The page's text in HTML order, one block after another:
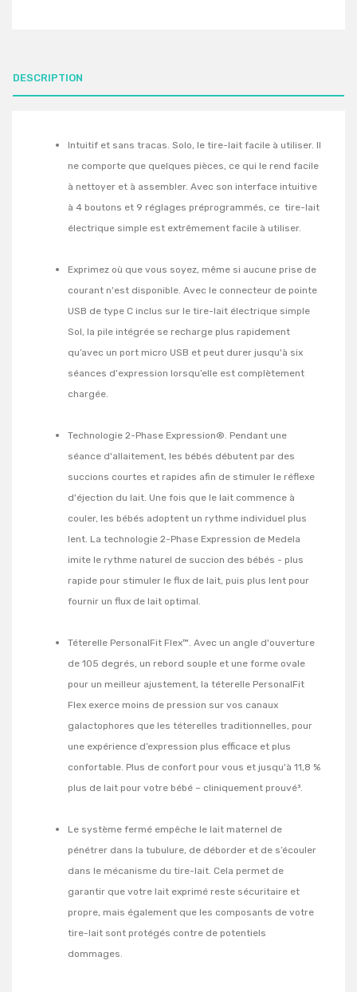
DESCRIPTION
Intuitif et sans tracas. Solo, le tire-lait facile à utiliser. Il
ne comporte que quelques pièces, ce qui le rend facile
à nettoyer et à assembler. Avec son interface intuitive
à 4 boutons et 9 réglages préprogrammés, ce tire-lait
électrique simple est extrêmement facile à utiliser.
Exprimez où que vous soyez, même si aucune prise de
courant n'est disponible. Avec le connecteur de pointe
USB de type C inclus sur le tire-lait électrique simple
Sol, la pile intégrée se recharge plus rapidement
qu’avec un port micro USB et peut durer jusqu'à six
séances d'expression lorsqu’elle est complètement
chargée.
Technologie 2-Phase Expression®. Pendant une
séance d'allaitement, les bébés débutent par des
succions courtes et rapides afin de stimuler le réflexe
d'éjection du lait. Une fois que le lait commence à
couler, les bébés adoptent un rythme individuel plus
lent. La technologie 2-Phase Expression de Medela
imite le rythme naturel de succion des bébés - plus
rapide pour stimuler le flux de lait, puis plus lent pour
fournir un flux de lait optimal.
Téterelle PersonalFit Flex™. Avec un angle d'ouverture
de 105 degrés, un rebord souple et une forme ovale
pour un meilleur ajustement, la téterelle PersonalFit
Flex exerce moins de pression sur vos canaux
galactophores que les téterelles traditionnelles, pour
une expérience d’expression plus efficace et plus
confortable. Plus de confort pour vous et jusqu'à 11,8 %
plus de lait pour votre bébé – cliniquement prouvé³.
Le système fermé empêche le lait maternel de
pénétrer dans la tubulure, de déborder et de s’écouler
dans le mécanisme du tire-lait. Cela permet de
garantir que votre lait exprimé reste sécuritaire et
propre, mais également que les composants de votre
tire-lait sont protégés contre de potentiels
dommages.